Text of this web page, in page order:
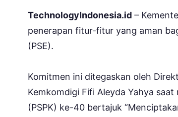
TechnologyIndonesia.id –
penerapan fitur-fitur yang aman
(PSE).
Komitmen ini ditegaskan oleh
Kemkomdigi Fifi Aleyda Yahya
(PSPK) ke-40 bertajuk